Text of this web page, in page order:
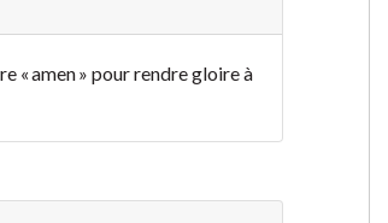
« amen » pour rendre gloire à